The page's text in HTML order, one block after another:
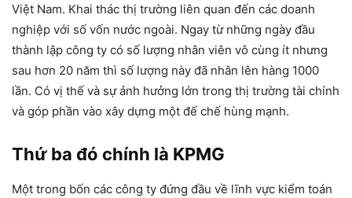
Việt Nam. Khai thác thị trường liên quan đến các doanh
nghiệp với số vốn nước ngoài. Ngay từ những ngày đầu
thành lập công ty có số lượng nhân viên vô cùng ít nhưng
sau hơn 20 năm thì số lượng này đã nhân lên hàng 1000
lần. Có vị thế và sự ảnh hưởng lớn trong thị trường tài chính
và góp phần vào xây dựng một đế chế hùng mạnh.
Thứ ba đó chính là KPMG
Một trong bốn các công ty đứng đầu về lĩnh vực kiểm toán